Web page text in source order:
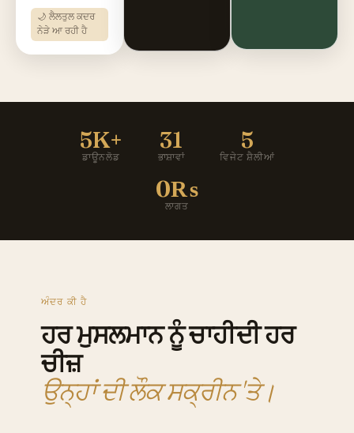
🌙 ਲੈਲਤੁਲ ਕਦਰ
ਨੇੜੇ ਆ ਰਹੀ ਹੈ
5K+
ਡਾਊਨਲੋਡ
31
ਭਾਸ਼ਾਵਾਂ
5
ਵਿਜੇਟ ਸ਼ੈਲੀਆਂ
0₨
ਲਾਗਤ
ਅੰਦਰ ਕੀ ਹੈ
ਹਰ ਮੁਸਲਮਾਨ ਨੂੰ ਚਾਹੀਦੀ ਹਰ
ਚੀਜ਼
ਉਨ੍ਹਾਂ ਦੀ ਲੌਕ ਸਕ੍ਰੀਨ 'ਤੇ।